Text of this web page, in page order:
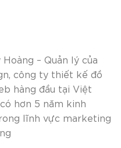
Hoàng – Quản lý của
công ty thiết kế đồ
hàng đầu tại Việt
hơn 5 năm kinh
lĩnh vực marketing